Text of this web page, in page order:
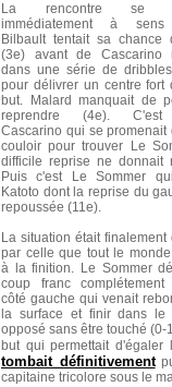
La rencontre se
immédiatement à sens
Bilbault tentait sa chance
(3e) avant de Cascarino
dans une série de
pour délivrer un centre fort
but. Malard manquait de
reprendre (4e). C'est
Cascarino qui se promenait
couloir pour trouver Le
difficile reprise ne donnait
Puis c'est Le Sommer
Katoto dont la reprise du
repoussée (11e).
La situation était finalement
par celle que tout le
à la finition. Le Sommer
coup franc complétement
côté gauche qui venait
la surface et finir dans le
opposé sans être touché (0-
but qui permettait
tombait définitivement
capitaine tricolore sous le